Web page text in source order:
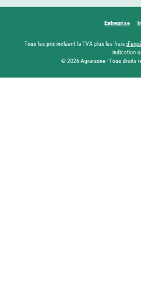
Entreprise
Tous les prix incluent la TVA plus les frais
indication
© 2026 Agrarzone - Tous droits